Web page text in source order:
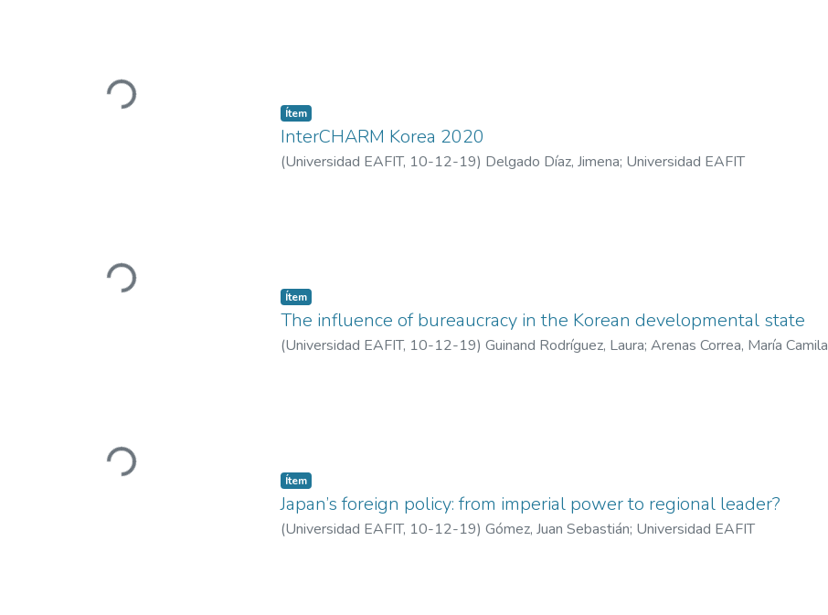
Cargando...
Cargando...
Ítem
InterCHARM Korea 2020
(Universidad EAFIT, 10-12-19) Delgado Díaz, Jimena; Universidad EAFIT
Cargando...
Ítem
The influence of bureaucracy in the Korean developmental state
(Universidad EAFIT, 10-12-19) Guinand Rodríguez, Laura; Arenas Correa, María Camila
Ítem
Japan’s foreign policy: from imperial power to regional leader?
(Universidad EAFIT, 10-12-19) Gómez, Juan Sebastián; Universidad EAFIT